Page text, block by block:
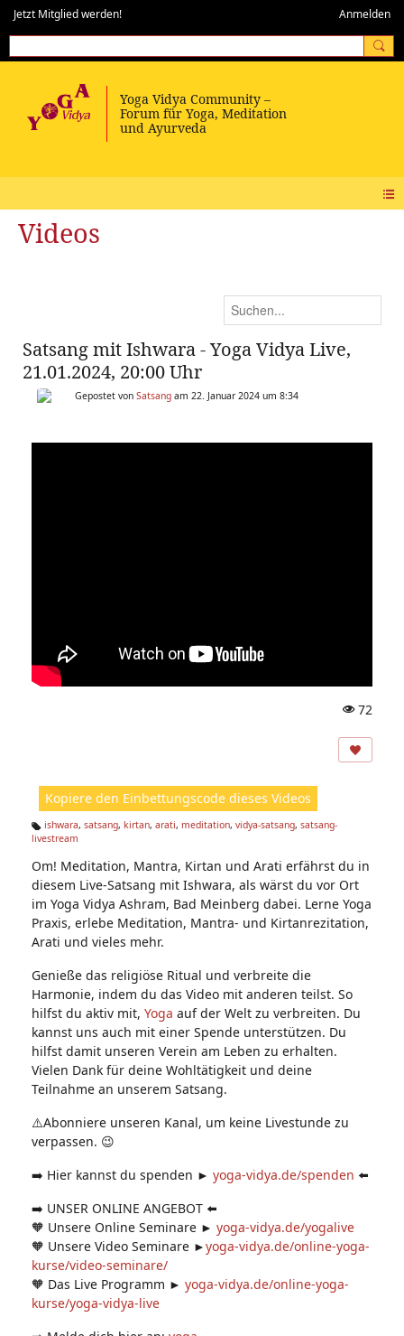
Jetzt Mitglied werden! Anmelden
Videos
Satsang mit Ishwara - Yoga Vidya Live,
21.01.2024, 20:00 Uhr
Gepostet von Satsang am 22. Januar 2024 um 8:34
ns
ic
72
Kopiere den Einbettungscode dieses Videos
Ta
s:
ishwara, satsang, kirtan, arati, meditation, vidya-satsang, satsang-
livestream
Om! Meditation, Mantra, Kirtan und Arati erfährst du in
diesem Live-Satsang mit Ishwara, als wärst du vor Ort
im Yoga Vidya Ashram, Bad Meinberg dabei. Lerne Yoga
Praxis, erlebe Meditation, Mantra- und Kirtanrezitation,
Arati und vieles mehr.
Genieße das religiöse Ritual und verbreite die
Harmonie, indem du das Video mit anderen teilst. So
hilfst du aktiv mit, Yoga auf der Welt zu verbreiten. Du
kannst uns auch mit einer Spende unterstützen. Du
hilfst damit unseren Verein am Leben zu erhalten.
Vielen Dank für deine Wohltätigkeit und deine
Teilnahme an unserem Satsang.
⚠️Abonniere unseren Kanal, um keine Livestunde zu
verpassen. 😉
➡️ Hier kannst du spenden ► yoga-vidya.de/spenden ⬅️
➡️ UNSER ONLINE ANGEBOT ⬅️
🧡 Unsere Online Seminare ► yoga-vidya.de/yogalive
🧡 Unsere Video Seminare ►yoga-vidya.de/online-yoga-
kurse/video-seminare/
🧡 Das Live Programm ► yoga-vidya.de/online-yoga-
kurse/yoga-vidya-live